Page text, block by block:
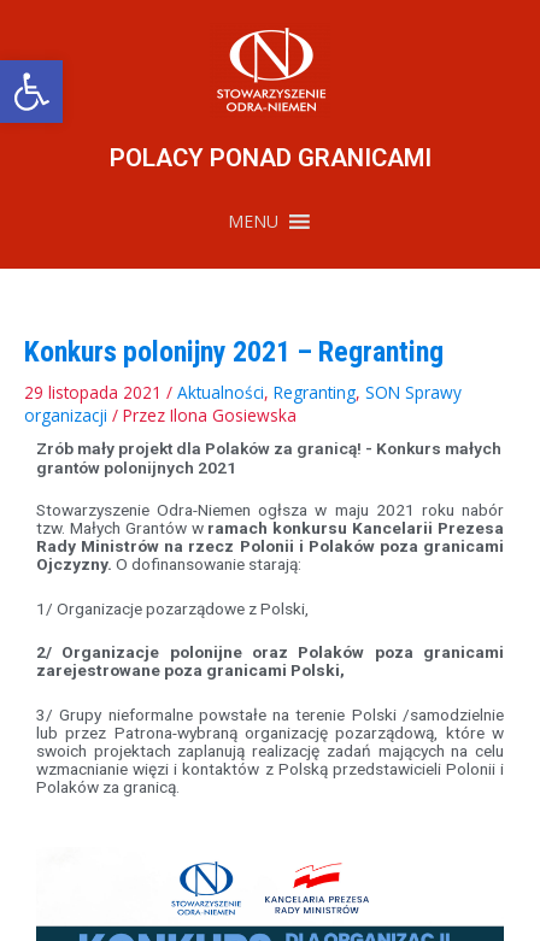
Otwórz pasek narzędzi
POLACY PONAD GRANICAMI
MENU
Konkurs polonijny 2021 – Regranting
29 listopada 2021 / Aktualności, Regranting, SON Sprawy
organizacji / Przez Ilona Gosiewska
Zrób mały projekt dla Polaków za granicą! - Konkurs małych
grantów polonijnych 2021
Stowarzyszenie Odra-Niemen ogłsza w maju 2021 roku nabór
tzw. Małych Grantów w ramach konkursu Kancelarii Prezesa
Rady Ministrów na rzecz Polonii i Polaków poza granicami
Ojczyzny. O dofinansowanie starają:
1/ Organizacje pozarządowe z Polski,
2/ Organizacje polonijne oraz Polaków poza granicami
zarejestrowane poza granicami Polski,
3/ Grupy nieformalne powstałe na terenie Polski /samodzielnie
lub przez Patrona-wybraną organizację pozarządową, które w
swoich projektach zaplanują realizację zadań mających na celu
wzmacnianie więzi i kontaktów z Polską przedstawicieli Polonii i
Polaków za granicą.